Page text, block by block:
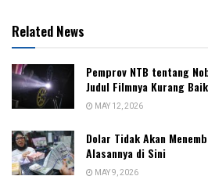
Related News
Pemprov NTB tentang
Judul Filmnya Kurang Baik
MAY 12, 2026
Dolar Tidak Akan
Alasannya di Sini
MAY 9, 2026